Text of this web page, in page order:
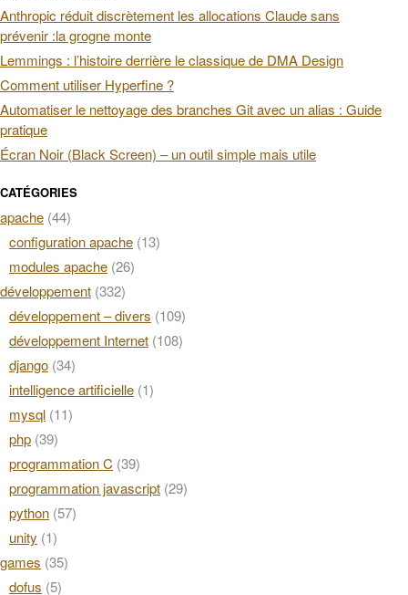
Anthropic réduit discrètement les allocations Claude sans
prévenir :la grogne monte
Lemmings : l’histoire derrière le classique de DMA Design
Comment utiliser Hyperfine ?
Automatiser le nettoyage des branches Git avec un alias : Guide
pratique
Écran Noir (Black Screen) – un outil simple mais utile
CATÉGORIES
apache (44)
configuration apache (13)
modules apache (26)
développement (332)
développement – divers (109)
développement Internet (108)
django (34)
intelligence artificielle (1)
mysql (11)
php (39)
programmation C (39)
programmation javascript (29)
python (57)
unity (1)
games (35)
dofus (5)